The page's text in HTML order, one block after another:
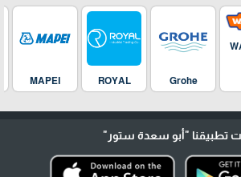
Grohe
ROYAL
MAPEI
تطبيقنا "أبو سعدة ستور"